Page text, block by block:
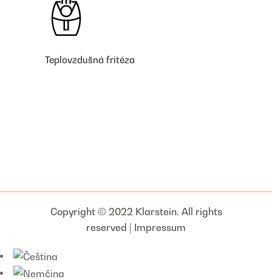
Teplovzdušná fritéza
Copyright © 2022 Klarstein. All rights
reserved | Impressum